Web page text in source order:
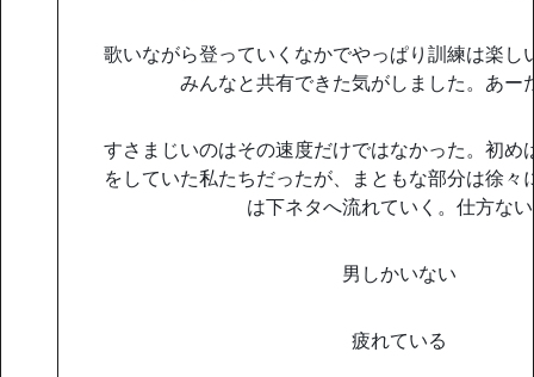
歌いながら登っていくなかでやっぱり訓練は楽し
みんなと共有できた気がしました。あー
すさまじいのはその速度だけではなかった。初め
をしていた私たちだったが、まともな部分は徐々
は下ネタへ流れていく。仕方な
男しかいない
疲れている